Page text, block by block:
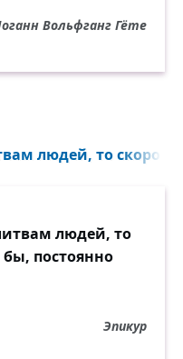
Вольфганг Гёте
людей, то скоро
людей, то
постоянно
Эпикур